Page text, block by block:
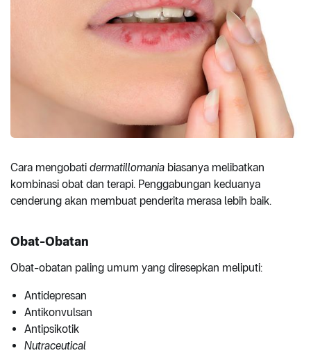
Cara mengobati dermatillomania biasanya melibatkan
kombinasi obat dan terapi. Penggabungan keduanya
cenderung akan membuat penderita merasa lebih baik.
Obat-Obatan
Obat-obatan paling umum yang diresepkan meliputi:
Antidepresan
Antikonvulsan
Antipsikotik
Nutraceutical